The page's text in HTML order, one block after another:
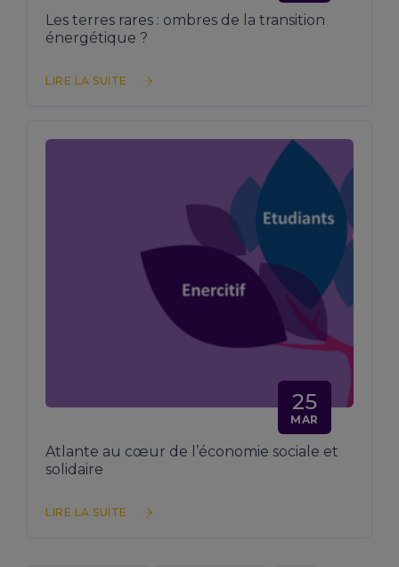
Les terres rares : ombres de la transition
énergétique ?
LIRE LA SUITE
25
MAR
Atlante au cœur de l’économie sociale et
solidaire
LIRE LA SUITE